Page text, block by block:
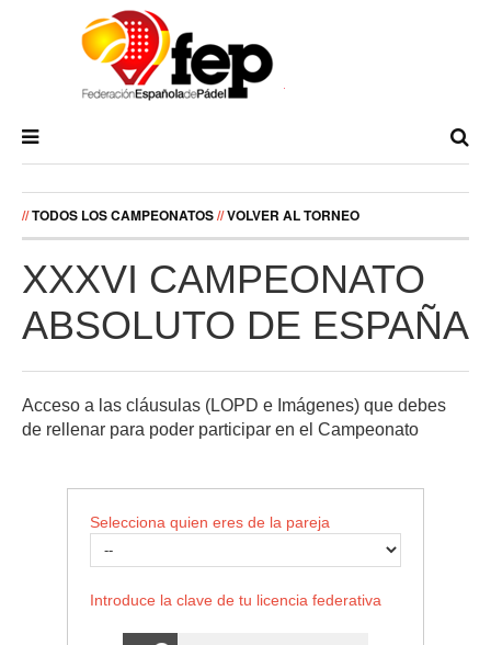
//TODOS LOS CAMPEONATOS//VOLVER AL TORNEO
XXXVI CAMPEONATO
ABSOLUTO DE ESPAÑA
Acceso a las cláusulas (LOPD e Imágenes) que debes
de rellenar para poder participar en el Campeonato
Selecciona quien eres de la pareja
Introduce la clave de tu licencia federativa